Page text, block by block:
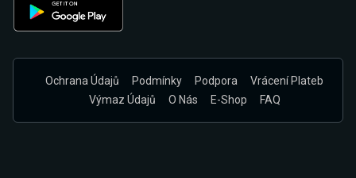
Ochrana Údajů Podmínky Podpora
Vrácení Plateb
Výmaz Údajů
O Nás E-Shop FAQ